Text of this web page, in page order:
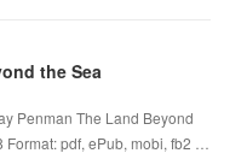
the Sea
Penman The Land Beyond
pdf, ePub, mobi, fb2 …